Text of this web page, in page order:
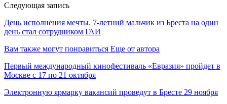
Следующая запись
День исполнения мечты. 7-летний мальчик из Бреста на один
день стал сотрудником ГАИ
Вам также могут понравиться Еще от автора
Первый международный кинофестиваль «Евразия» пройдет в
Москве с 17 по 21 октября
Электронную ярмарку вакансий проведут в Бресте 29 ноября